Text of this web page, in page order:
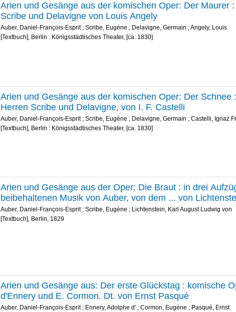
Arien und Gesänge aus der komischen Oper: Der
Scribe und Delavigne von Louis Angely
Auber, Daniel-François-Esprit; Scribe, Eugène ; Delavigne, Germain ;Angely, Louis
[Textbuch], Berlin : Königsstädtisches Theater, [ca. 1830]
Arien und Gesänge aus der komischen Oper: Der
Herren Scribe und Delavigne, von I. F. Castelli
Auber, Daniel-François-Esprit; Scribe, Eugène ; Delavigne, Germain ; Castelli, Ignaz
[Textbuch], Berlin : Königsstädtisches Theater, [ca. 1830]
Arien und Gesänge aus der Oper: Die Braut : in drei
beibehaltenen Musik von Auber, von dem ... von
Auber, Daniel-François-Esprit; Scribe, Eugène ; Lichtenstein, Karl August Ludwig von
[Textbuch], Berlin, 1829
Arien und Gesänge aus: Der erste Glückstag : komische
d'Ennery und E. Cormon. Dt. von Ernst Pasqué
Auber, Daniel-François-Esprit; Ennery, Adolphe d' ; Cormon, Eugène ; Pasqué, Ernst